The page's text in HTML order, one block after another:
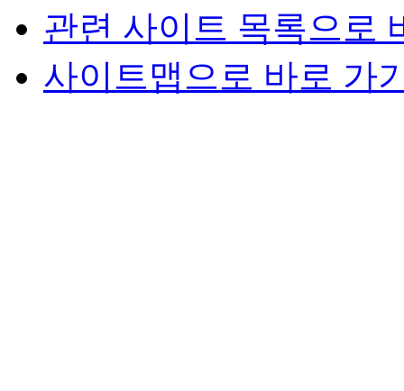
관련 사이트 목록으로
사이트맵으로 바로 가